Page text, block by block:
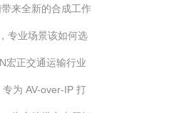
来全新的合成工作
专业场景该如何选
正交通运输行业
为 AV-over-IP 打